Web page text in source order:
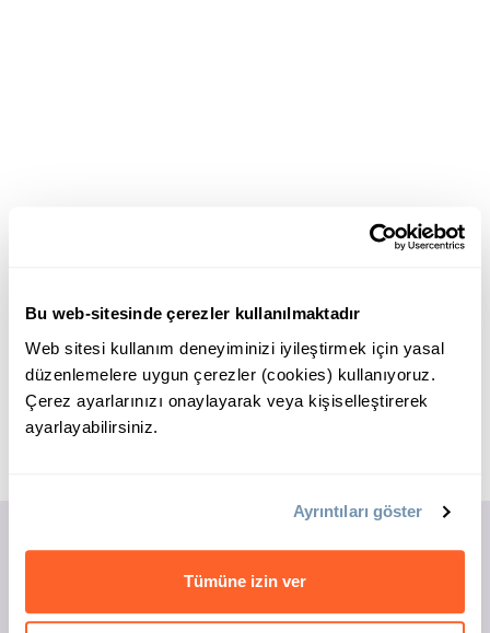
Bu web-sitesinde çerezler kullanılmaktadır
Web sitesi kullanım deneyiminizi iyileştirmek için yasal
düzenlemelere uygun çerezler (cookies) kullanıyoruz.
Çerez ayarlarınızı onaylayarak veya kişiselleştirerek
ayarlayabilirsiniz.
Ayrıntıları göster
Tümüne izin ver